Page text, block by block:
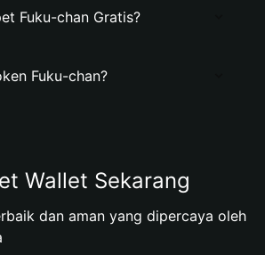
Fuku-chan Gratis?
Fuku-chan?
Wallet Sekarang
dan aman yang dipercaya oleh